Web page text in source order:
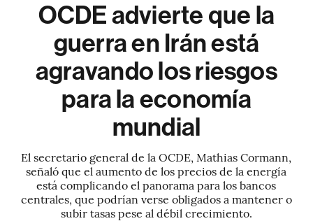
OCDE advierte que la
guerra en Irán está
agravando los riesgos
para la economía
mundial
El secretario general de la OCDE, Mathias Cormann,
señaló que el aumento de los precios de la energía
está complicando el panorama para los bancos
centrales, que podrían verse obligados a mantener o
subir tasas pese al débil crecimiento.